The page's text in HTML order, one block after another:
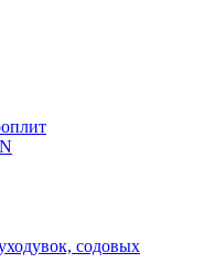
содовых